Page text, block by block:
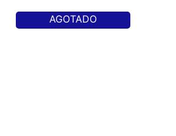
AGOTADO